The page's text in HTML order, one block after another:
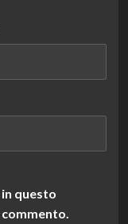
questo